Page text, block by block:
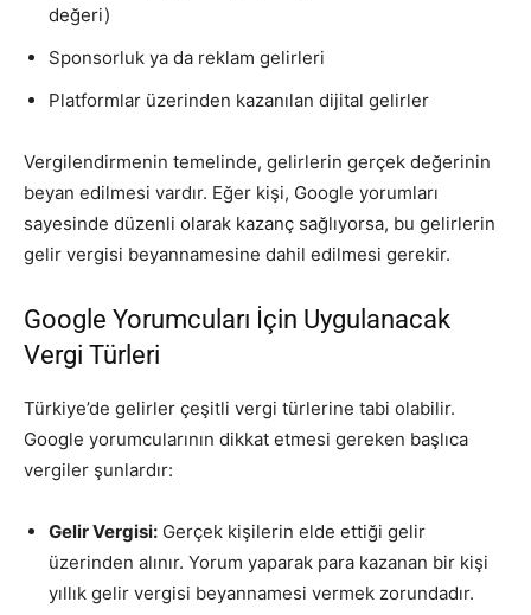
değeri)
Sponsorluk ya da reklam gelirleri
Platformlar üzerinden kazanılan dijital gelirler
Vergilendirmenin temelinde, gelirlerin gerçek değerinin
beyan edilmesi vardır. Eğer kişi, Google yorumları
sayesinde düzenli olarak kazanç sağlıyorsa, bu gelirlerin
gelir vergisi beyannamesine dahil edilmesi gerekir.
Google Yorumcuları İçin Uygulanacak
Vergi Türleri
Türkiye’de gelirler çeşitli vergi türlerine tabi olabilir.
Google yorumcularının dikkat etmesi gereken başlıca
vergiler şunlardır:
Gelir Vergisi: Gerçek kişilerin elde ettiği gelir
üzerinden alınır. Yorum yaparak para kazanan bir kişi
yıllık gelir vergisi beyannamesi vermek zorundadır.